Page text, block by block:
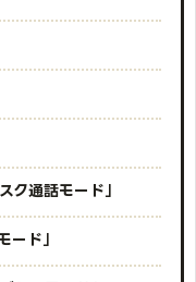
ク通話モード」
ード」